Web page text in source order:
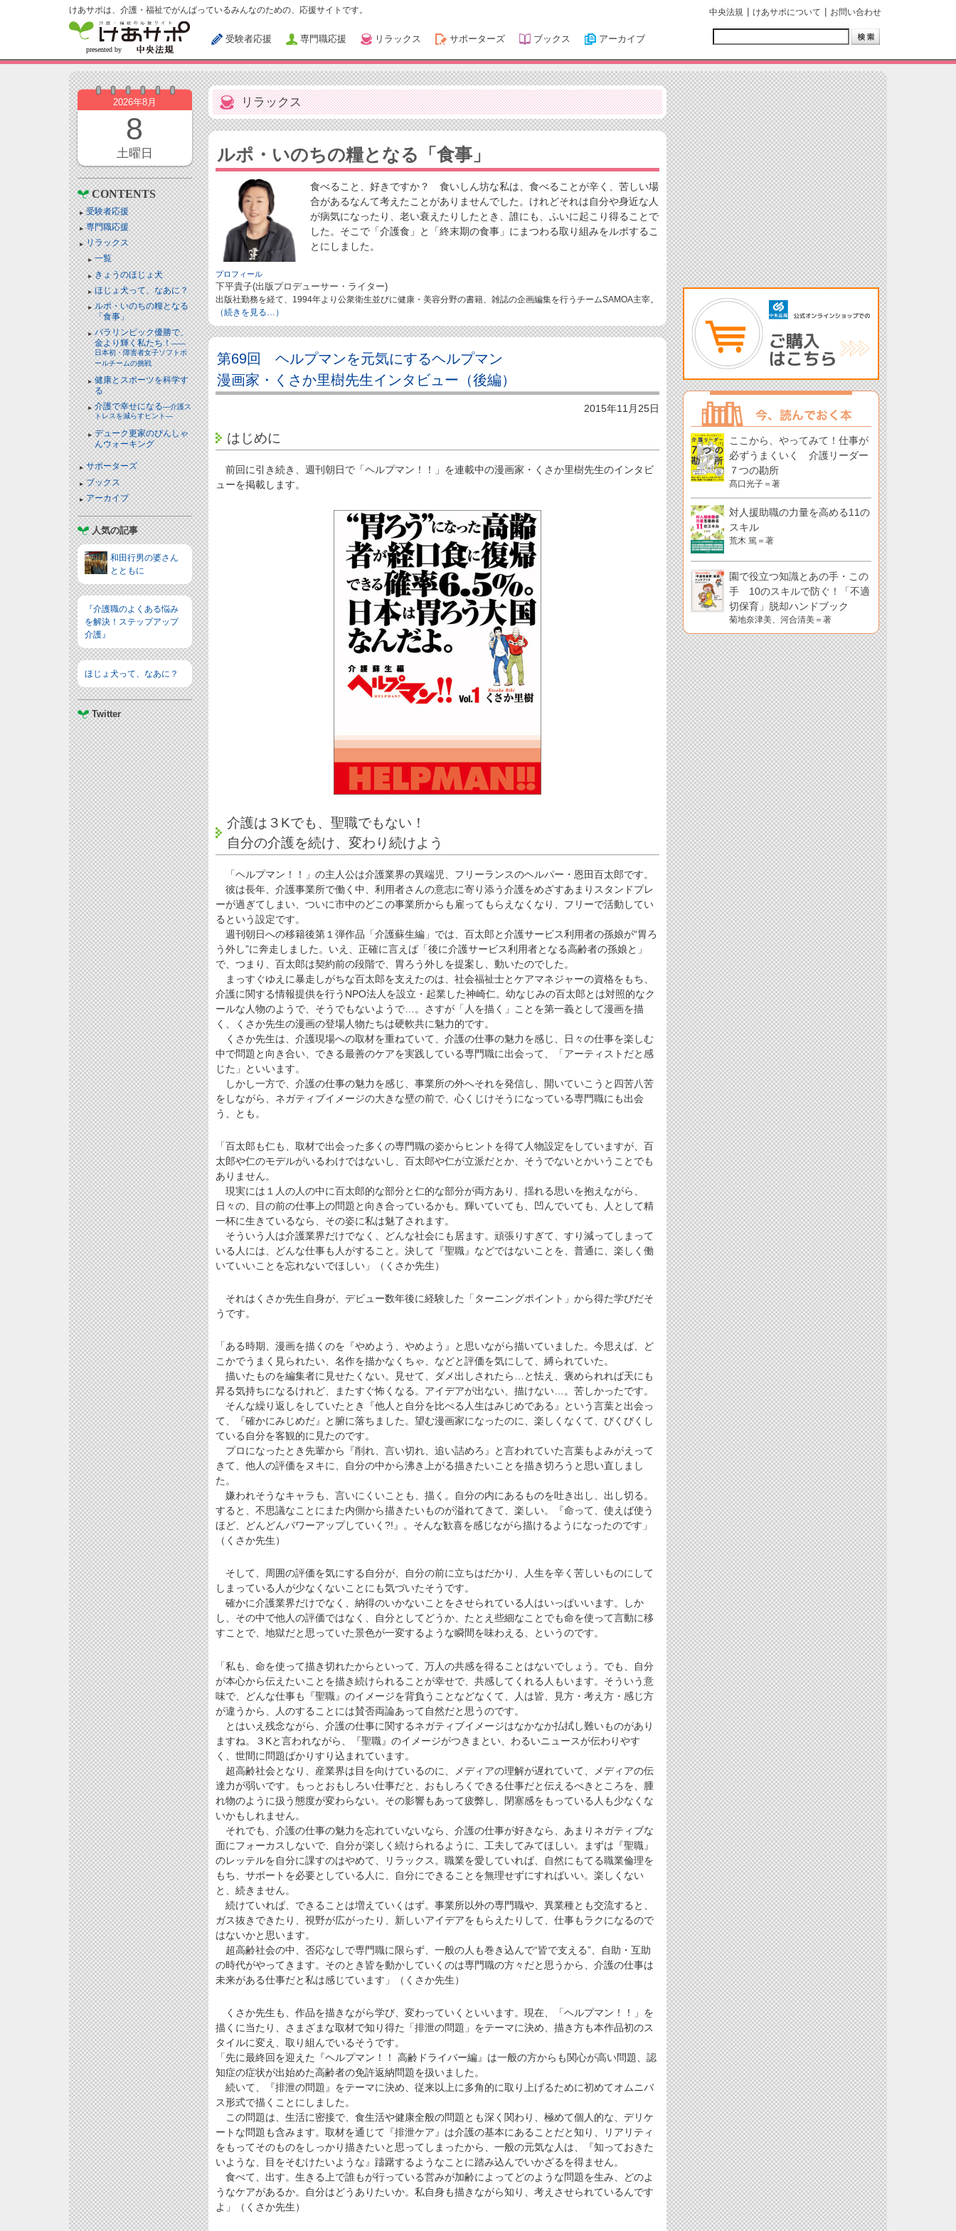
けあサポは、介護・福祉でがんばっているみんなのための、応援サイトです。
受験者応援 専門職応援 リラックス サポーターズ ブックス アーカイブ
中央法規 けあサポについて お問い合わせ
2026年8月
8
土曜日
CONTENTS
受験者応援
専門職応援
リラックス
一覧
きょうのほじょ犬
ほじょ犬って、なあに？
ルポ・いのちの糧となる
「食事」
パラリンピック優勝で、
金より輝く私たち！――
日本初・障害者女子ソフトボ
ールチームの挑戦
健康とスポーツを科学す
る
介護で幸せになる―介護ス
トレスを減らすヒント―
デューク更家のぴんしゃ
んウォーキング
サポーターズ
ブックス
アーカイブ
人気の記事
和田行男の婆さん
とともに
『介護職のよくある悩み
を解決！ステップアップ
介護』
ほじょ犬って、なあに？
Twitter
リラックス
ルポ・いのちの糧となる「食事」
食べること、好きですか？ 食いしん坊な私は、食べることが辛く、苦しい場
合があるなんて考えたことがありませんでした。けれどそれは自分や身近な人
が病気になったり、老い衰えたりしたとき、誰にも、ふいに起こり得ることで
した。そこで「介護食」と「終末期の食事」にまつわる取り組みをルポするこ
とにしました。
プロフィール
下平貴子(出版プロデューサー・ライター)
出版社勤務を経て、1994年より公衆衛生並びに健康・美容分野の書籍、雑誌の企画編集を行うチームSAMOA主宰。
（続きを見る…）
第69回 ヘルプマンを元気にするヘルプマン
漫画家・くさか里樹先生インタビュー（後編）
2015年11月25日
はじめに
前回に引き続き、週刊朝日で「ヘルプマン！！」を連載中の漫画家・くさか里樹先生のインタビ
ューを掲載します。
介護は３Kでも、聖職でもない！
自分の介護を続け、変わり続けよう
「ヘルプマン！！」の主人公は介護業界の異端児、フリーランスのヘルパー・恩田百太郎です。
彼は長年、介護事業所で働く中、利用者さんの意志に寄り添う介護をめざすあまりスタンドプレ
ーが過ぎてしまい、ついに市中のどこの事業所からも雇ってもらえなくなり、フリーで活動してい
るという設定です。
週刊朝日への移籍後第１弾作品「介護蘇生編」では、百太郎と介護サービス利用者の孫娘が“胃ろ
う外し”に奔走しました。いえ、正確に言えば「後に介護サービス利用者となる高齢者の孫娘と」
で、つまり、百太郎は契約前の段階で、胃ろう外しを提案し、動いたのでした。
まっすぐゆえに暴走しがちな百太郎を支えたのは、社会福祉士とケアマネジャーの資格をもち、
介護に関する情報提供を行うNPO法人を設立・起業した神崎仁。幼なじみの百太郎とは対照的なク
ールな人物のようで、そうでもないようで…。さすが「人を描く」ことを第一義として漫画を描
く、くさか先生の漫画の登場人物たちは硬軟共に魅力的です。
くさか先生は、介護現場への取材を重ねていて、介護の仕事の魅力を感じ、日々の仕事を楽しむ
中で問題と向き合い、できる最善のケアを実践している専門職に出会って、「アーティストだと感
じた」といいます。
しかし一方で、介護の仕事の魅力を感じ、事業所の外へそれを発信し、開いていこうと四苦八苦
をしながら、ネガティブイメージの大きな壁の前で、心くじけそうになっている専門職にも出会
う、とも。
「百太郎も仁も、取材で出会った多くの専門職の姿からヒントを得て人物設定をしていますが、百
太郎や仁のモデルがいるわけではないし、百太郎や仁が立派だとか、そうでないとかいうことでも
ありません。
現実には１人の人の中に百太郎的な部分と仁的な部分が両方あり、揺れる思いを抱えながら、
日々の、目の前の仕事上の問題と向き合っているかも。輝いていても、凹んでいても、人として精
一杯に生きているなら、その姿に私は魅了されます。
そういう人は介護業界だけでなく、どんな社会にも居ます。頑張りすぎて、すり減ってしまって
いる人には、どんな仕事も人がすること。決して『聖職』などではないことを、普通に、楽しく働
いていいことを忘れないでほしい」（くさか先生）
それはくさか先生自身が、デビュー数年後に経験した「ターニングポイント」から得た学びだそ
うです。
「ある時期、漫画を描くのを『やめよう、やめよう』と思いながら描いていました。今思えば、ど
こかでうまく見られたい、名作を描かなくちゃ、などと評価を気にして、縛られていた。
描いたものを編集者に見せたくない。見せて、ダメ出しされたら…と怯え、褒められれば天にも
昇る気持ちになるけれど、またすぐ怖くなる。アイデアが出ない、描けない…。苦しかったです。
そんな繰り返しをしていたとき『他人と自分を比べる人生はみじめである』という言葉と出会っ
て、『確かにみじめだ』と腑に落ちました。望む漫画家になったのに、楽しくなくて、びくびくし
ている自分を客観的に見たのです。
プロになったとき先輩から『削れ、言い切れ、追い詰めろ』と言われていた言葉もよみがえって
きて、他人の評価をヌキに、自分の中から沸き上がる描きたいことを描き切ろうと思い直しまし
た。
嫌われそうなキャラも、言いにくいことも、描く。自分の内にあるものを吐き出し、出し切る。
すると、不思議なことにまた内側から描きたいものが溢れてきて、楽しい。『命って、使えば使う
ほど、どんどんパワーアップしていく?!』。そんな歓喜を感じながら描けるようになったのです」
（くさか先生）
そして、周囲の評価を気にする自分が、自分の前に立ちはだかり、人生を辛く苦しいものにして
しまっている人が少なくないことにも気づいたそうです。
確かに介護業界だけでなく、納得のいかないことをさせられている人はいっぱいいます。しか
し、その中で他人の評価ではなく、自分としてどうか、たとえ些細なことでも命を使って言動に移
すことで、地獄だと思っていた景色が一変するような瞬間を味わえる、というのです。
「私も、命を使って描き切れたからといって、万人の共感を得ることはないでしょう。でも、自分
が本心から伝えたいことを描き続けられることが幸せで、共感してくれる人もいます。そういう意
味で、どんな仕事も『聖職』のイメージを背負うことなどなくて、人は皆、見方・考え方・感じ方
が違うから、人のすることには賛否両論あって自然だと思うのです。
とはいえ残念ながら、介護の仕事に関するネガティブイメージはなかなか払拭し難いものがあり
ますね。３Kと言われながら、『聖職』のイメージがつきまとい、わるいニュースが伝わりやす
く、世間に問題ばかりすり込まれています。
超高齢社会となり、産業界は目を向けているのに、メディアの理解が遅れていて、メディアの伝
達力が弱いです。もっとおもしろい仕事だと、おもしろくできる仕事だと伝えるべきところを、腫
れ物のように扱う態度が変わらない。その影響もあって疲弊し、閉塞感をもっている人も少なくな
いかもしれません。
それでも、介護の仕事の魅力を忘れていないなら、介護の仕事が好きなら、あまりネガティブな
面にフォーカスしないで、自分が楽しく続けられるように、工夫してみてほしい。まずは『聖職』
のレッテルを自分に課すのはやめて、リラックス。職業を愛していれば、自然にもてる職業倫理を
もち、サポートを必要としている人に、自分にできることを無理せずにすればいい。楽しくない
と、続きません。
続けていれば、できることは増えていくはず。事業所以外の専門職や、異業種とも交流すると、
ガス抜きできたり、視野が広がったり、新しいアイデアをもらえたりして、仕事もラクになるので
はないかと思います。
超高齢社会の中、否応なしで専門職に限らず、一般の人も巻き込んで“皆で支える”、自助・互助
の時代がやってきます。そのとき皆を動かしていくのは専門職の方々だと思うから、介護の仕事は
未来がある仕事だと私は感じています」（くさか先生）
くさか先生も、作品を描きながら学び、変わっていくといいます。現在、「ヘルプマン！！」を
描くに当たり、さまざまな取材で知り得た「排泄の問題」をテーマに決め、描き方も本作品初のス
タイルに変え、取り組んでいるそうです。
「先に最終回を迎えた『ヘルプマン！！ 高齢ドライバー編』は一般の方からも関心が高い問題、認
知症の症状が出始めた高齢者の免許返納問題を扱いました。
続いて、『排泄の問題』をテーマに決め、従来以上に多角的に取り上げるために初めてオムニバ
ス形式で描くことにしました。
この問題は、生活に密接で、食生活や健康全般の問題とも深く関わり、極めて個人的な、デリケ
ートな問題も含みます。取材を通じて『排泄ケア』は介護の基本にあることだと知り、リアリティ
をもってそのものをしっかり描きたいと思ってしまったから、一般の元気な人は、『知っておきた
いような、目をそむけたいような』躊躇するようなことに踏み込んでいかざるを得ません。
食べて、出す。生きる上で誰もが行っている営みが加齢によってどのような問題を生み、どのよ
うなケアがあるか。自分はどうありたいか。私自身も描きながら知り、考えさせられているんです
よ」（くさか先生）
ここから、やってみて！仕事が
必ずうまくいく 介護リーダー
７つの勘所
髙口光子＝著
対人援助職の力量を高める11の
スキル
荒木 篤＝著
園で役立つ知識とあの手・この
手 10のスキルで防ぐ！「不適
切保育」脱却ハンドブック
菊地奈津美、河合清美＝著